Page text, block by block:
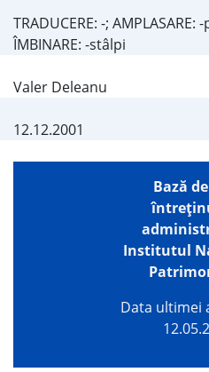
TRADUCERE: -;
ÎMBINARE: -stâlpi
Valer Deleanu
12.12.2001
Bază
Institutul
Data ultimei